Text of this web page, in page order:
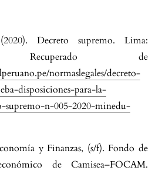
Decreto supremo. Lima:
Recuperado de
normaslegales/decreto-
disposiciones-para-la-
supremo-n-005-2020-minedu-
y Finanzas, (s/f). Fondo de
de Camisea–FOCAM.